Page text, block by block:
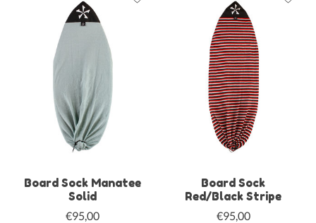
Board Sock Manatee
Solid
€95,00
Board Sock
Red/Black Stripe
€95,00